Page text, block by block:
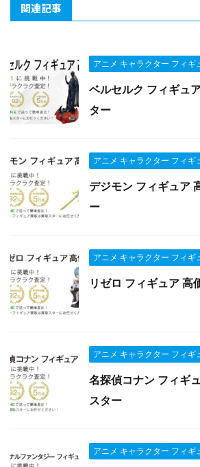
関連記事
アニメ キャラクター フィギ
ベルセルク フィギュ
ター
アニメ キャラクター フィギ
デジモン フィギュア
ー
アニメ キャラクター フィギ
リゼロ フィギュア 高
アニメ キャラクター フィギ
名探偵コナン フィギ
スター
アニメ キャラクター フィギ